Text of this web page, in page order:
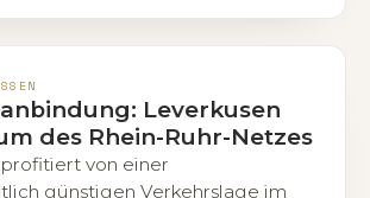
Leverkusen
des Rhein-Ruhr-Netzes
von einer
günstigen Verkehrslage im